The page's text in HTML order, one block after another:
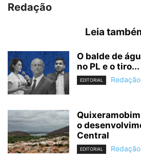
Redação
Leia
O balde de
no PL e o tiro...
EDITORIAL Redação
o
Central
EDITORIAL Redação